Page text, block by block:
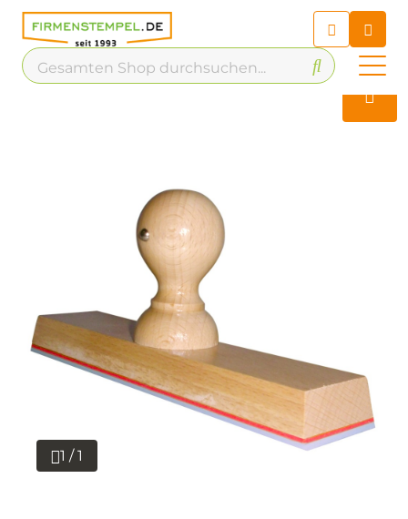
Chatbot
Chatten Sie 24/7 mit unserem
hilfreichen Chatbot
Kontakt
1 / 1